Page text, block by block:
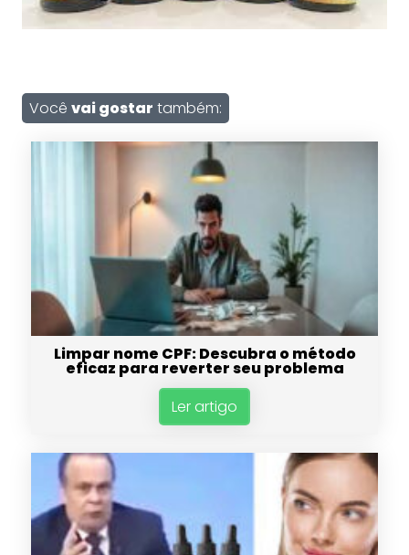
Você vai gostar também:
Limpar nome CPF: Descubra o método
eficaz para reverter seu problema
Ler artigo